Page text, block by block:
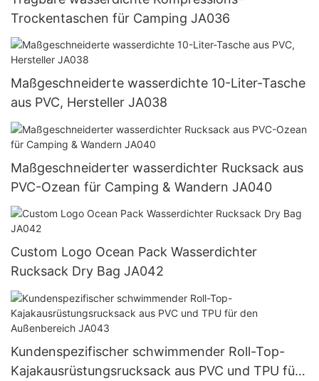
Trockentaschen für Camping JA036
Maßgeschneiderte wasserdichte 10-Liter-Tasche
aus PVC, Hersteller JA038
Maßgeschneiderter wasserdichter Rucksack aus
PVC-Ozean für Camping & Wandern JA040
Custom Logo Ocean Pack Wasserdichter
Rucksack Dry Bag JA042
Kundenspezifischer schwimmender Roll-Top-
Kajakausrüstungsrucksack aus PVC und TPU für